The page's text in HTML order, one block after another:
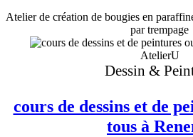
Atelier de création de bougies en
par trempage
AtelierU
Dessin &
cours de dessins et de
tous à